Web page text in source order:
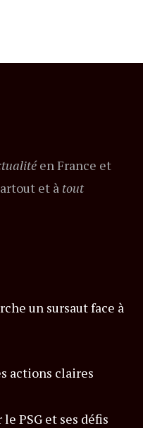
en France et
et à tout
un sursaut face à
actions claires
PSG et ses défis